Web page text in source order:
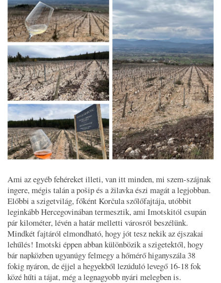
Ami az egyéb fehéreket illeti, van itt minden, mi szem-szájnak
ingere, mégis talán a pošip és a žilavka észi magát a legjobban.
Előbbi a szigetvilág, főként Korčula szőlőfajtája, utóbbit
leginkább Hercegovinában termesztik, ami Imotskitól csupán
pár kilométer, lévén a határ melletti városról beszélünk.
Mindkét fajtáról elmondható, hogy jót tesz nekik az éjszakai
lehűlés! Imotski éppen abban különbözik a szigetektől, hogy
bár napközben ugyanúgy felmegy a hőmérő higanyszála 38
fokig nyáron, de éjjel a hegyekből lezúduló levegő 16-18 fok
közé hűti a tájat, még a legnagyobb nyári melegben is.